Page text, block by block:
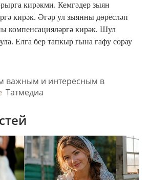
кирәкми. Кемгәдер зыян
кирәк. Әгәр ул зыянны дөресләп
компенсацияләргә кирәк. Шул
Елга бер тапкыр гына гафу сорау
важным и интересным в
Татмедиа